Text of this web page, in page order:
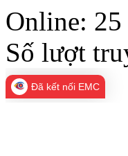
Online: 25
Số lượt
Đã kết nối EMC